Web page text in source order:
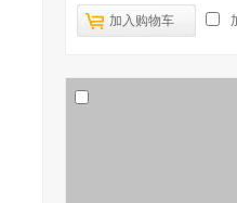
加入购物车